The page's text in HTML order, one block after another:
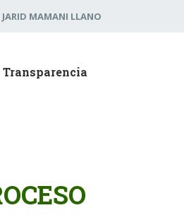
JARID MAMANI LLANO
Transparencia